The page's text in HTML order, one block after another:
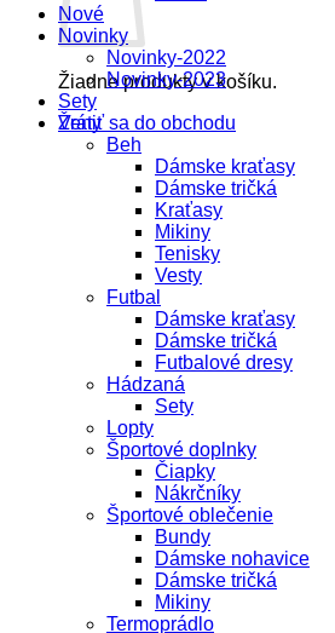
Žiadne produkty v košíku.
Vrátiť sa do obchodu
Nové
Novinky
Novinky-2022
Novinky-2023
Sety
Ženy
Beh
Dámske kraťasy
Dámske tričká
Kraťasy
Mikiny
Tenisky
Vesty
Futbal
Dámske kraťasy
Dámske tričká
Futbalové dresy
Hádzaná
Sety
Lopty
Športové doplnky
Čiapky
Nákrčníky
Športové oblečenie
Bundy
Dámske nohavice
Dámske tričká
Mikiny
Termoprádlo